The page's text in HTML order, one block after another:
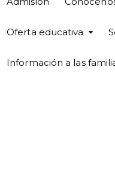
Oferta educativa
Información a las